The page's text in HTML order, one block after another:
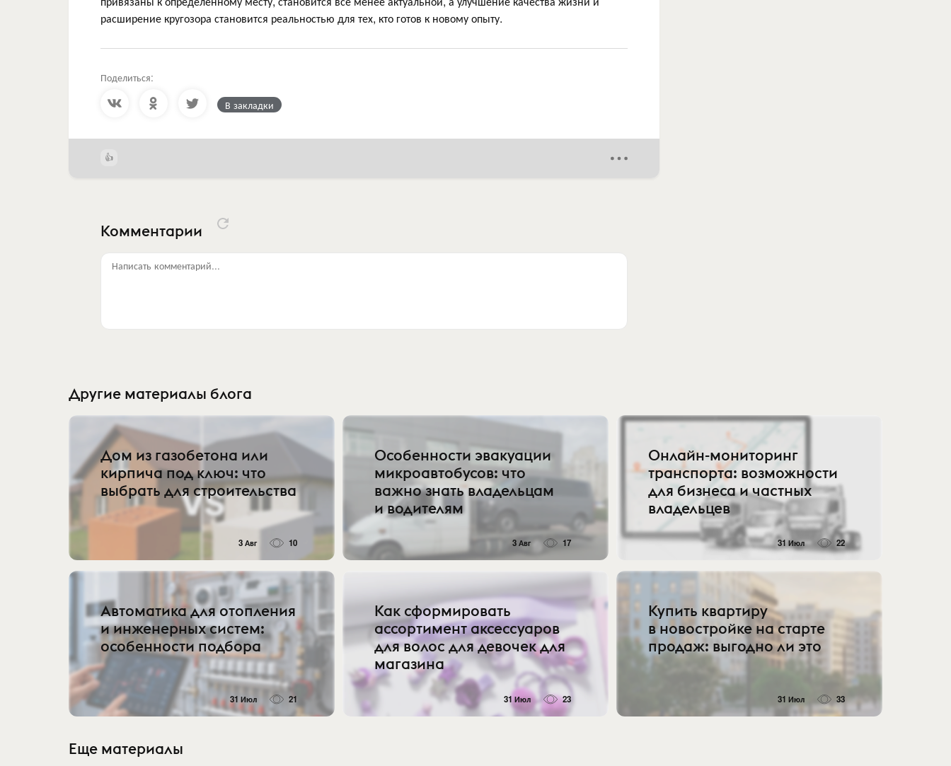
расширение кругозора становится реальностью для тех, кто готов к новому опыту.
Поделиться:
В закладки
Комментарии
Написать комментарий...
Другие материалы блога
Дом из газобетона или
кирпича под ключ: что
выбрать для строительства
3 Авг 10
Особенности эвакуации
микроавтобусов: что
важно знать владельцам
и водителям
3 Авг 17
Онлайн-мониторинг
транспорта: возможности
для бизнеса и частных
владельцев
31 Июл 22
Автоматика для отопления
и инженерных систем:
особенности подбора
31 Июл 21
Как сформировать
ассортимент аксессуаров
для волос для девочек для
магазина
31 Июл 23
Купить квартиру
в новостройке на старте
продаж: выгодно ли это
31 Июл 33
Еще материалы